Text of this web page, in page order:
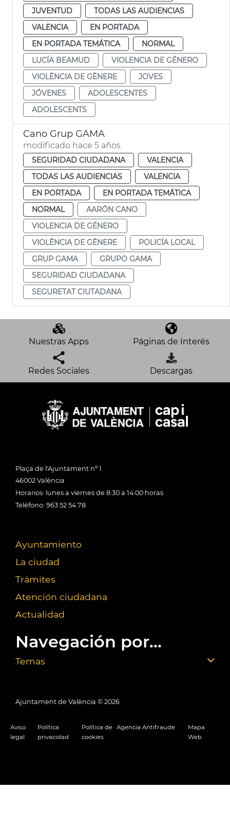
JUVENTUD
TODAS LAS AUDIENCIAS
VALENCIA
EN PORTADA
EN PORTADA TEMÁTICA
NORMAL
LUCÍA BEAMUD
VIOLENCIA DE GÉNERO
VIOLÈNCIA DE GÈNERE
JOVES
JÓVENES
ADOLESCENTES
ADOLESCENTS
Cano Grup GAMA
modificado hace 5 años
SEGURIDAD CIUDADANA
VALENCIA
TODAS LAS AUDIENCIAS
VALENCIA
EN PORTADA
EN PORTADA TEMÁTICA
NORMAL
AARÓN CANO
VIOLENCIA DE GÉNERO
VIOLÈNCIA DE GÈNERE
POLICÍA LOCAL
GRUP GAMA
GRUPO GAMA
SEGURIDAD CIUDADANA
SEGURETAT CIUTADANA
Nuestras Apps Páginas de Interés
Redes Sociales Descargas
Plaça de l'Ajuntament nº 1
46002 València
Horarios: lunes a viernes de 8:30 a 14:00 horas
Teléfono: 963 52 54 78
Ayuntamiento
La ciudad
Trámites
Atención ciudadana
Actualidad
Navegación por...
Temas
Ajuntament de València © 2026
Aviso
legal
Política
privacidad
Política de
cookies
Agencia Antifraude
Mapa
Web